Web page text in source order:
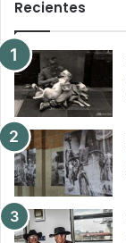
Recientes